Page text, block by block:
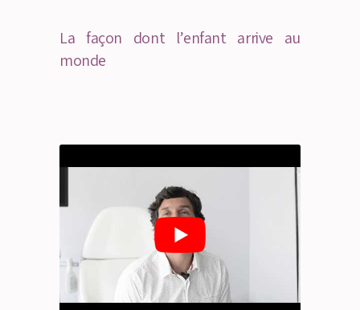
La façon dont l’enfant arrive au
monde